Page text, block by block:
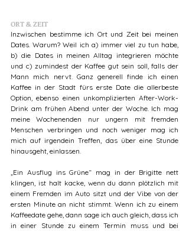
ORT & ZEIT
Inzwischen bestimme ich Ort und Zeit bei meinen
Dates. Warum? Weil ich a) immer viel zu tun habe,
b) die Dates in meinen Alltag integrieren möchte
und c) zumindest der Kaffee gut sein soll, falls der
Mann mich nervt. Ganz generell finde ich einen
Kaffee in der Stadt fürs erste Date die allerbeste
Option, ebenso einen unkomplizierten After-Work-
Drink am frühen Abend unter der Woche. Ich mag
meine Wochenenden nur ungern mit fremden
Menschen verbringen und noch weniger mag ich
mich auf irgendein Treffen, das über eine Stunde
hinausgeht, einlassen.
„Ein Ausflug ins Grüne“ mag in der Brigitte nett
klingen, ist halt kacke, wenn du dann plötzlich mit
einem Fremden im Auto sitzt und der Vibe von der
ersten Minute an nicht stimmt. Wenn ich zu einem
Kaffeedate gehe, dann sage ich auch gleich, dass ich
in einer Stunde zu einem Termin muss und bei